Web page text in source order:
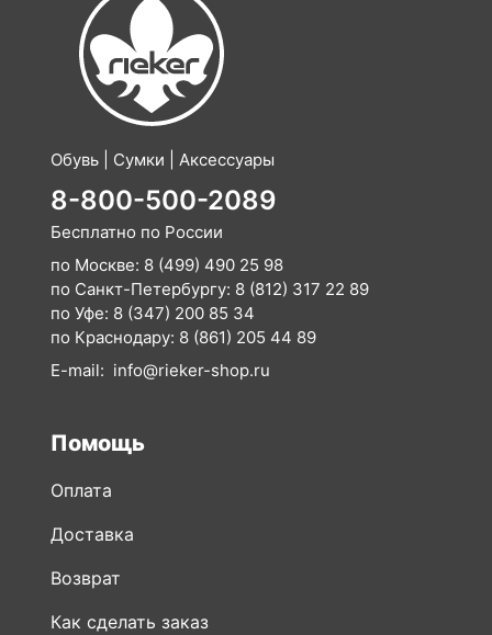
Обувь | Сумки | Аксессуары
8-800-500-2089
Бесплатно по России
по Москве: 8 (499) 490 25 98
по Санкт-Петербургу: 8 (812) 317 22 89
по Уфе: 8 (347) 200 85 34
по Краснодару: 8 (861) 205 44 89
E-mail: info@rieker-shop.ru
Помощь
Оплата
Доставка
Возврат
Как сделать заказ